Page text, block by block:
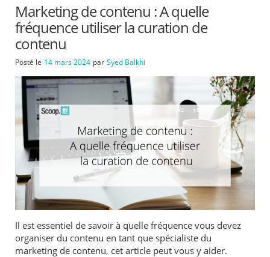
Marketing de contenu : A quelle
fréquence utiliser la curation de
contenu
Posté le 14 mars 2024 par Syed Balkhi
Il est essentiel de savoir à quelle fréquence vous devez
organiser du contenu en tant que spécialiste du
marketing de contenu, cet article peut vous y aider.